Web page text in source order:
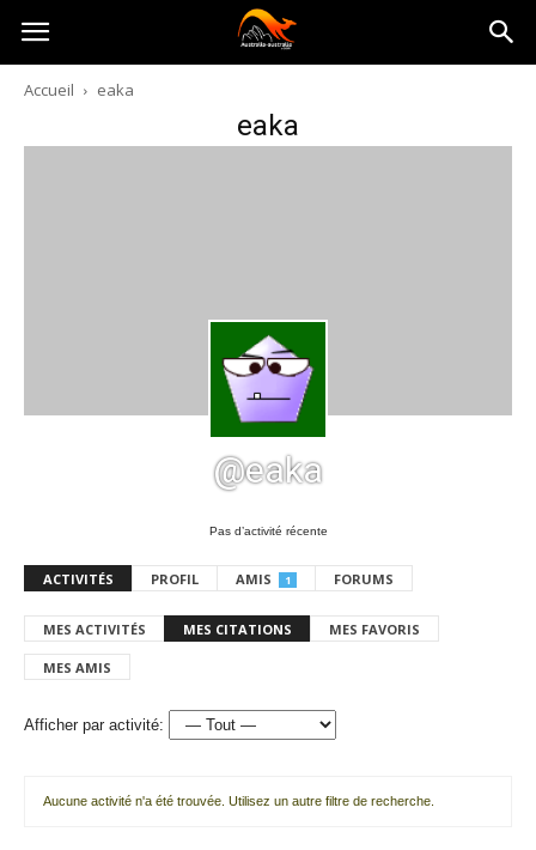
Australia-
australie.com
Accueil eaka
eaka
@eaka
Pas d’activité récente
ACTIVITÉS PROFIL AMIS 1 FORUMS
MES ACTIVITÉS MES CITATIONS MES FAVORIS
MES AMIS
Afficher par activité:
Aucune activité n'a été trouvée. Utilisez un autre filtre de recherche.